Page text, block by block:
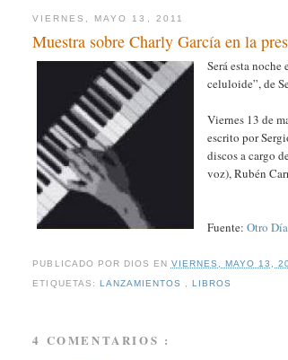
VIERNES, MAYO 13, 2011
Muestra sobre Charly García en la
Será esta
celuloide”, de
Viernes 13 de
escrito por
discos a cargo
voz), Rubén
Fuente:Otro Día
PUBLICADO POR DIOS EN VIERNES, MAYO 13,
ETIQUETAS: LANZAMIENTOS LIBROS
4 COMENTARIOS :